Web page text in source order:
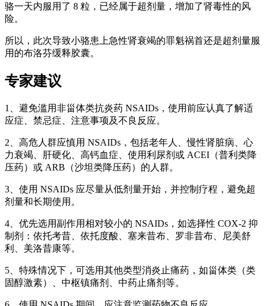
骆一天内服用了 8 粒，已经属于超剂量，增加了肾毒性的风
险。
所以，此次导致小骆患上急性肾衰竭的罪魁祸首还是超剂量服
用的布洛芬缓释胶囊。
专家建议
1、避免滥用非甾体类抗炎药 NSAIDs，使用前应认真了解适
应症、禁忌症、注意事项及不良反应。
2、高危人群应慎用 NSAIDs，包括老年人、慢性肾脏病、心
力衰竭、肝硬化、高钙血症、使用利尿剂或 ACEI（普利类降
压药）或 ARB（沙坦类降压药）的人群。
3、使用 NSAIDs 应尽量从低剂量开始，并控制疗程，避免超
剂量和长期使用。
4、优先选用副作用相对较小的 NSAIDs，如选择性 COX-2 抑
制剂：依托考昔、依托度酸、塞来昔布、罗非昔布、尼美舒
利、美洛昔康等。
5、特殊情况下，可选用其他类型消炎止痛药，如甾体类（类
固醇激素）、中枢镇痛剂、中药止痛剂等。